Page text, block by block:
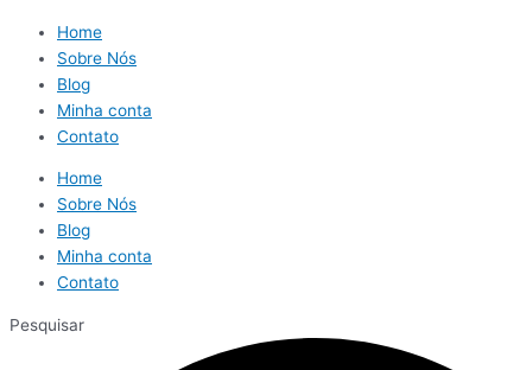
Home
Sobre Nós
Blog
Minha conta
Contato
Home
Sobre Nós
Blog
Minha conta
Contato
Pesquisar